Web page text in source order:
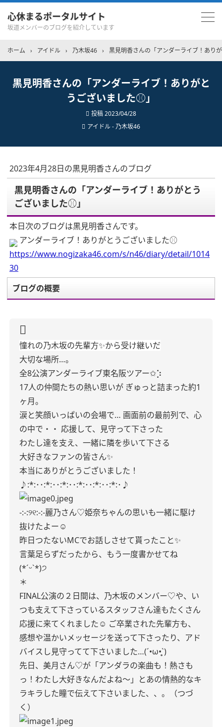
心休まるポータルサイト
坂道メンバーのブログを紹介しています
ホーム › アイドル › 乃木坂46 › 黒見明香さんの「アンダーライブ！あり
黒見明香さんの「アンダーライブ！ありがと
うございました⚾️」
投稿2023/04/28
アイドル - 乃木坂46
2023年4月28日の黒見明香さんのブログ
黒見明香さんの「アンダーライブ！ありがとう
ございました⚾️」
本日次のブログは黒見明香さんです。
アンダーライブ！ありがとうございました⚾️
https://www.nogizaka46.com/s/n46/diary/detail/1014
30
ブログの概要
憧れの乃木坂の先輩方✨から受け継いだ
大切な場所…。
全8公演アンダーライブ東名阪ツアー✩︎⡱
17人の仲間たちの熱い思いが ぎゅっと詰まった約1
ヶ月。
涙と笑顔いっぱいの会場で… 画面前の最前列で、心
の中で・・ 応援して、見守って下さった
わたし達を支え、一緒に隣を歩いて下さる
大好きなファンの皆さん✨
本当にありがとうございました！
♪:*:･･:*:･･:*:･･:*:･･:*:･･:*:･♪
-:-:୨୧:-:-麗乃さん♡姫奈ちゃんの思いも一緒に駆け
抜けたよー☺︎
昨日つたないMCでお話しさせて貰ったこと✨
言葉足らずだったから、もう一度書かせてね
(*ˊᵕˋ*)੭
＊
FINAL公演の２日間は、乃木坂のメンバー♡や、い
つも支えて下さっているスタッフさん達もたくさん
応援に来てくれました☺︎ ご卒業された先輩方も、
感想や温かいメッセージを送って下さったり、アド
バイスし見守ってて下さいました…(´•ω•̥`)
先日、美月さん♡が「アンダラの楽曲も！熱さも
っ！わたし大好きなんだよね〜」とあの情熱的なキ
ラキラした瞳で伝えて下さいました、、。（つづ
く）